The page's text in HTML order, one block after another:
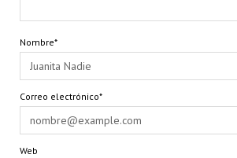
Nombre*
Correo electrónico*
Web